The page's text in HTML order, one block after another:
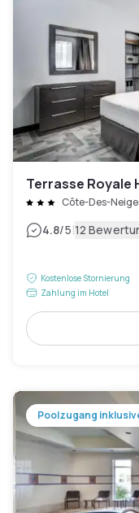
Terrasse Royale
Côte-Des-
4.8/5|12
Kostenlose Stornierung
Zahlung im Hotel
Poolzugang